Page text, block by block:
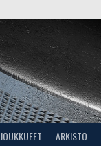
JOUKKUEET ARKISTO